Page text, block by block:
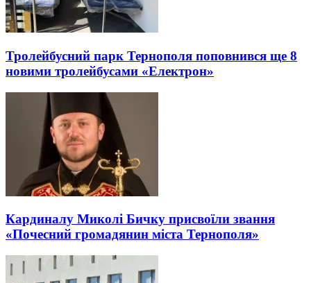
Тролейбусний парк Тернополя поповнився ще 8
новими тролейбусами «Електрон»
Кардиналу Миколі Бичку присвоїли звання
«Почесний громадянин міста Тернополя»